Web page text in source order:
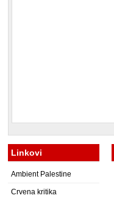
Linkovi
Ambient Palestine
Crvena kritika